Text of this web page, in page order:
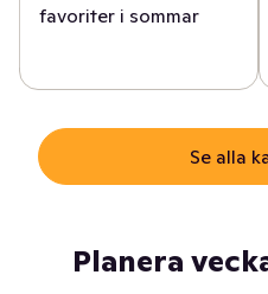
favoriter i sommar
Se alla
Planera